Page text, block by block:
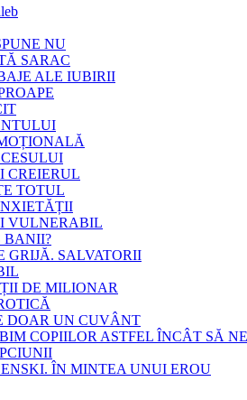
NU
SARAC
ALE IUBIRII
CREIERUL
TOTUL
VULNERABIL
BANII?
GRIJĂ. SALVATORII
DE MILIONAR
DOAR UN CUVÂNT
COPIILOR ASTFEL ÎNCÂT SĂ
ÎN MINTEA UNUI EROU